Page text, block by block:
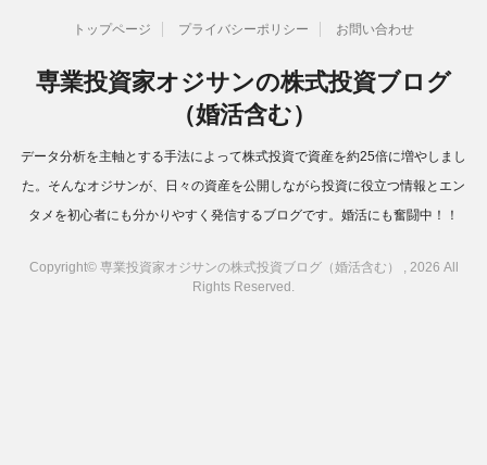
トップページ プライバシーポリシー お問い合わせ
専業投資家オジサンの株式投資ブログ
（婚活含む）
データ分析を主軸とする手法によって株式投資で資産を約25倍に増やしまし
た。そんなオジサンが、日々の資産を公開しながら投資に役立つ情報とエン
タメを初心者にも分かりやすく発信するブログです。婚活にも奮闘中！！
Copyright© 専業投資家オジサンの株式投資ブログ（婚活含む） , 2026 All
Rights Reserved.